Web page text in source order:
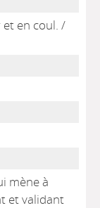
et en coul. /
mène à
et validant